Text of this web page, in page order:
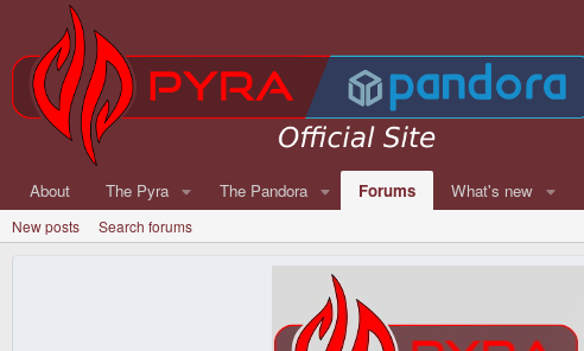
About The Pyra The Pandora Forums What's new
New posts Search forums